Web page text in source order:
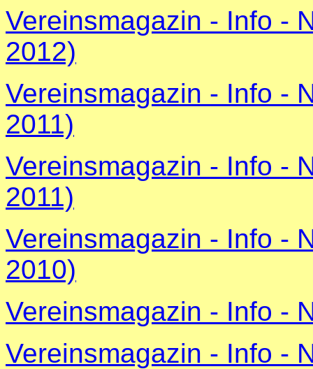
Vereinsmagazin - Info -
2012)
Vereinsmagazin - Info -
2011)
Vereinsmagazin - Info -
2011)
Vereinsmagazin - Info -
2010)
Vereinsmagazin - Info -
Vereinsmagazin - Info -